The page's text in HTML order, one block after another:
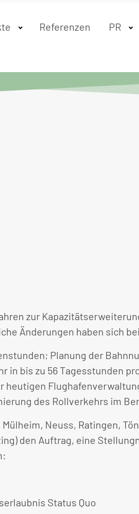
Referenzen PR
zur
Änderungen haben sich
Planung der
bis zu 56 Tagesstunden
des Rollverkehrs im
Neuss, Ratingen,
den Auftrag, eine
Status Quo